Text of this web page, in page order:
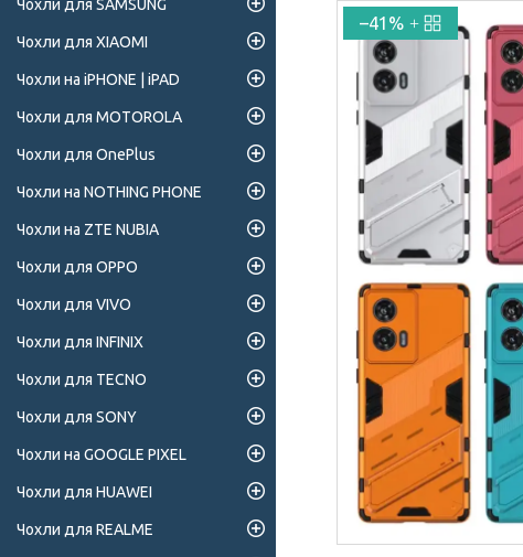
–41%
Чохли для SAMSUNG
Чохли для XIAOMI
Чохли на iPHONE | iPAD
Чохли для MOTOROLA
Чохли для OnePlus
Чохли на NOTHING PHONE
Чохли на ZTE NUBIA
Чохли для OPPO
Чохли для VIVO
Чохли для INFINIX
Чохли для TECNO
Чохли для SONY
Чохли на GOOGLE PIXEL
Чохли для HUAWEI
Чохли для REALME